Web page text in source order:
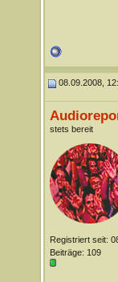
08.09.2008,
stets bereit
Registriert seit:
Beiträge: 109